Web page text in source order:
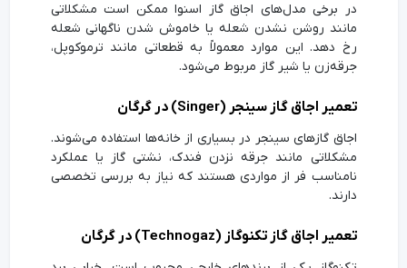
در برخی مدل‌های اجاق گاز اسنوا ممکن است مشکلاتی
مانند روشن نشدن شعله یا خاموش شدن ناگهانی شعله
رخ دهد. این موارد معمولاً به قطعاتی مانند ترموکوپل،
جرقه‌زن یا شیر گاز مربوط می‌شود.
تعمیر اجاق گاز سینجر (Singer) در گرگان
اجاق گازهای سینجر در بسیاری از خانه‌ها استفاده می‌شوند.
مشکلاتی مانند جرقه نزدن فندک، نشتی گاز یا عملکرد
نامناسب فر از مواردی هستند که نیاز به بررسی تخصصی
دارند.
تعمیر اجاق گاز تکنوگاز (Technogaz) در گرگان